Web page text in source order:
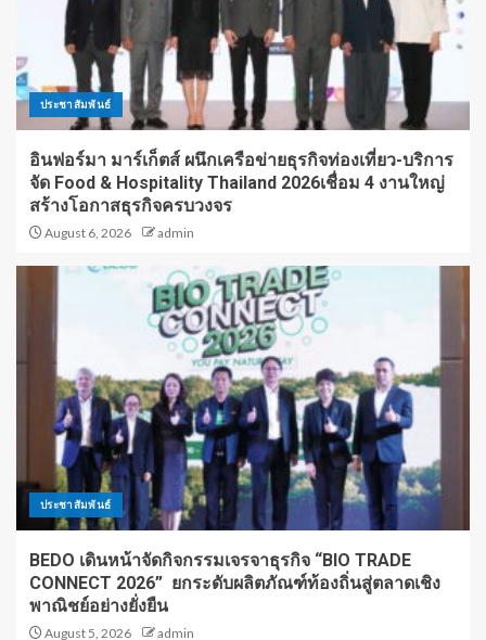
ประชาสัมพันธ์
อินฟอร์มา มาร์เก็ตส์ ผนึกเครือข่ายธุรกิจท่องเที่ยว-บริการ
จัด Food & Hospitality Thailand 2026เชื่อม 4 งานใหญ่
สร้างโอกาสธุรกิจครบวงจร
August 6, 2026 admin
ประชาสัมพันธ์
BEDO เดินหน้าจัดกิจกรรมเจรจาธุรกิจ “BIO TRADE
CONNECT 2026” ยกระดับผลิตภัณฑ์ท้องถิ่นสู่ตลาดเชิง
พาณิชย์อย่างยั่งยืน
August 5, 2026 admin